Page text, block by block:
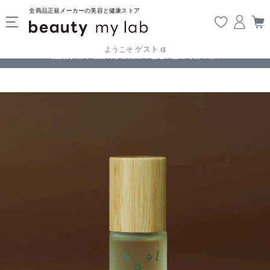
全商品正規メーカーの美容と健康ストア
ようこそ ゲスト 様
【重要】熊本地震の影響により遅延が生じております